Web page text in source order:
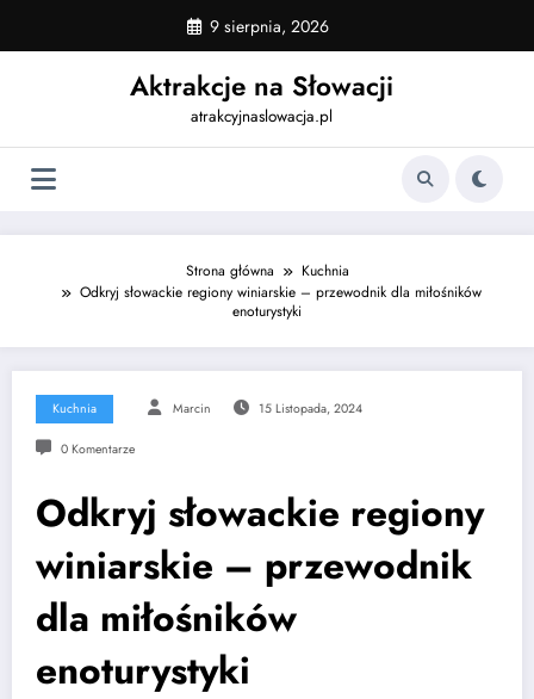
content
9 sierpnia, 2026
Aktrakcje na Słowacji
atrakcyjnaslowacja.pl
Strona główna
Kuchnia
Odkryj słowackie regiony winiarskie – przewodnik dla miłośników
enoturystyki
Kuchnia Marcin 15 Listopada, 2024
0 Komentarze
Odkryj słowackie regiony
winiarskie – przewodnik
dla miłośników
enoturystyki